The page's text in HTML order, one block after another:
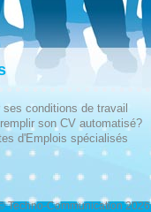
ses conditions de travail
son CV automatisé?
d'Emplois spécialisés
Techno-Communication 2026